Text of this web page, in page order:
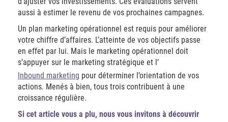
aussi à estimer le revenu de vos prochaines campagnes.
Un plan marketing opérationnel est requis pour améliorer
votre chiffre d’affaires. L’atteinte de vos objectifs passe
en effet par lui. Mais le marketing opérationnel doit
s’appuyer sur le marketing stratégique et l’
Inbound marketing pour déterminer l’orientation de vos
actions. Menés à bien, tous trois contribuent à une
croissance régulière.
Si cet article vous a plu, nous vous invitons à découvrir